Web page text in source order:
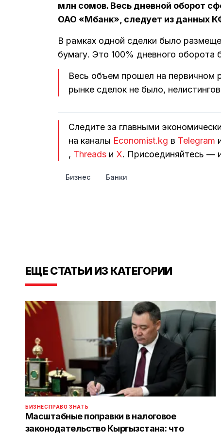
млн сомов. Весь дневной оборот
ОАО «Мбанк», следует из данных
В рамках одной сделки было
бумагу. Это 100% дневного оборота
Весь объем прошел на первичном
рынке сделок не было,
Следите за главными
на каналы Economist.kg в Telegram
, Threads и Х. Присоединяйтесь —
Бизнес Банки
ЕЩЕ СТАТЬИ ИЗ КАТЕГОРИИ
БИЗНЕСПРАВО ЗНАТЬ
Масштабные поправки в налоговое
законодательство Кыргызстана: что